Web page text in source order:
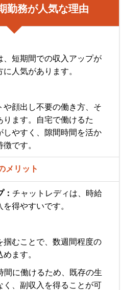
勤務が人気な理由
、短期間での収入アップが
人気があります。
顔出し不要の働き方、そ
ります。自宅で働けるた
しやすく、隙間時間を活か
です。
メリット
：チャットレディは、時給
得やすいです。
掴むことで、数週間程度の
ます。
間に働けるため、既存の生
く、副収入を得ることが可